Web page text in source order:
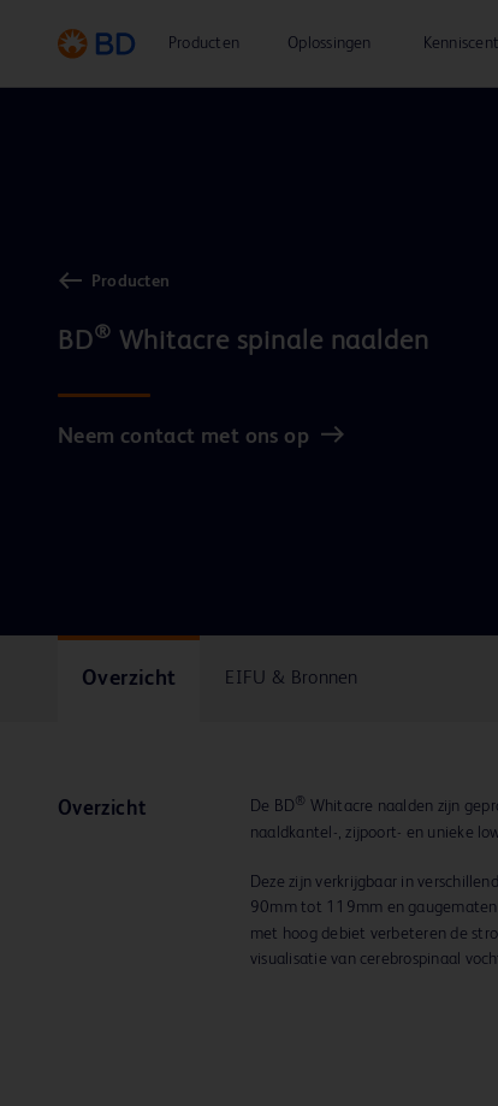
Producten Oplossingen
Producten
BD®
Neem contact met ons op
Overzicht EIFU & Bronnen
Overzicht De BD ®
Whitacre naalden zijn
naaldkantel-, zijpoort- en unieke
Deze zijn verkrijgbaar in
90mm tot 119mm en
met hoog debiet verbeteren de
visualisatie van cerebrospinaal